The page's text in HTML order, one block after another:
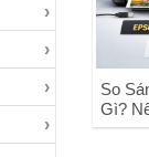
So
Gì?